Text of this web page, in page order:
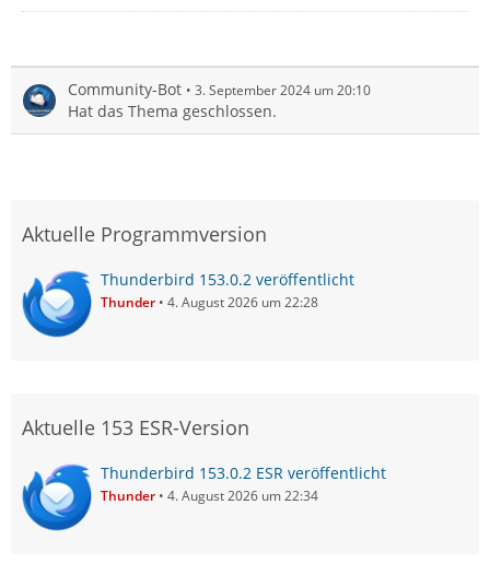
Community-Bot 3. September 2024 um 20:10
Hat das Thema geschlossen.
Aktuelle Programmversion
Thunderbird 153.0.2 veröffentlicht
Thunder 4. August 2026 um 22:28
Aktuelle 153 ESR-Version
Thunderbird 153.0.2 ESR veröffentlicht
Thunder 4. August 2026 um 22:34